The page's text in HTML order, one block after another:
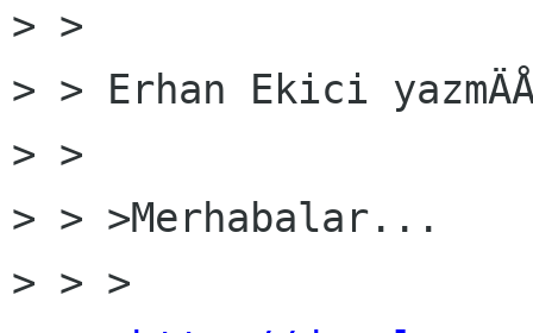
> >
> > Erhan Ekici
> >
> > >Merhabalar...
> > >